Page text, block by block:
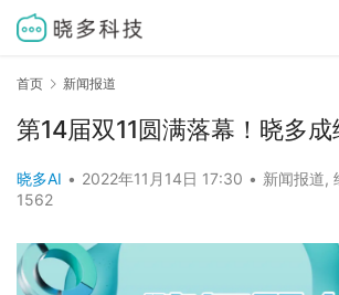
首页 新闻报道
第14届双11圆满落幕！晓多
晓多AI • 2022年11月14日 17:30 • 新闻报道,
1562